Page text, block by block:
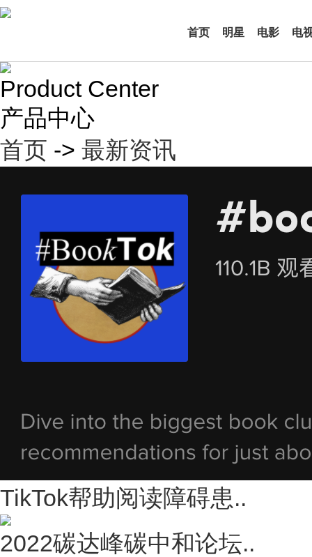
首页 明星 电影 电
Product Center
产品中心
首页 -> 最新资讯
TikTok帮助阅读障碍患..
2022碳达峰碳中和论坛..